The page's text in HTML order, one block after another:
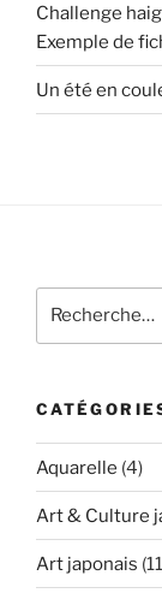
Challenge
Exemple de
Un été en
pour
Aquarelle (4)
Art & Culture
Art japonais